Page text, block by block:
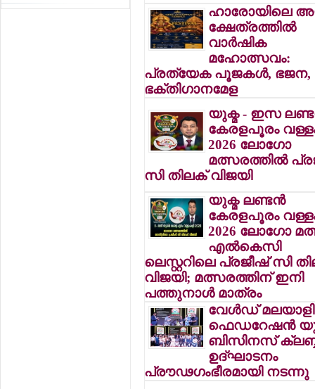
ഹാരോയിലെ
ക്ഷേത്രത്തില്‍
വാര്‍ഷിക
മഹോത്സവം:
പ്രത്യേക പൂജകള്‍, ഭജന,
ഭക്തിഗാനമേള
യുക്മ - ഇസ
കേരളപൂരം
2026 ലോഗോ
മത്സരത്തില്‍
സി തിലക് വിജയി
യുക്മ ലണ്ടന്‍
കേരളപൂരം
2026 ലോഗോ
എല്‍കെസി
ലെസ്റ്ററിലെ പ്രജീഷ് സി
വിജയി; മത്സരത്തിന് ഇനി
പത്തുനാള്‍ മാത്രം
വേള്‍ഡ് മലയാളി
ഫെഡറേഷന്‍
ബിസിനസ്
ഉദ്ഘാടനം
പ്രൗഢഗംഭീരമായി നടന്നു